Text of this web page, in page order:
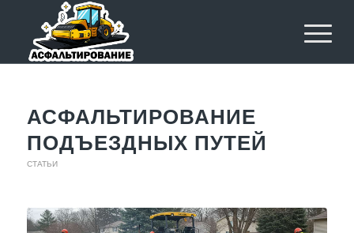
АСФАЛЬТИРОВАНИЕ
ПОДЪЕЗДНЫХ ПУТЕЙ
СТАТЬИ